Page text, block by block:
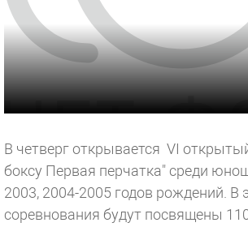
В четверг открывается VI
боксу Первая перчатка" среди
2003, 2004-2005 годов рождений. В
соревнования будут посвящены